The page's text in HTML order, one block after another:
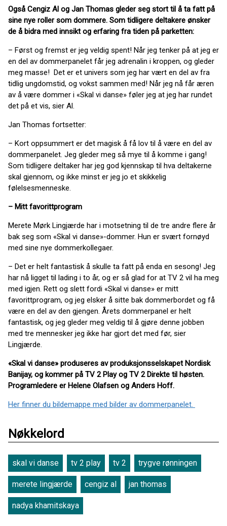
Også Cengiz Al og Jan Thomas gleder seg stort til å ta fatt på
sine nye roller som dommere. Som tidligere deltakere ønsker
de å bidra med innsikt og erfaring fra tiden på parketten:
– Først og fremst er jeg veldig spent! Når jeg tenker på at jeg er
en del av dommerpanelet får jeg adrenalin i kroppen, og gleder
meg masse! Det er et univers som jeg har vært en del av fra
tidlig ungdomstid, og vokst sammen med! Når jeg nå får æren
av å være dommer i «Skal vi danse» føler jeg at jeg har rundet
det på et vis, sier Al.
Jan Thomas fortsetter:
– Kort oppsummert er det magisk å få lov til å være en del av
dommerpanelet. Jeg gleder meg så mye til å komme i gang!
Som tidligere deltaker har jeg god kjennskap til hva deltakerne
skal gjennom, og ikke minst er jeg jo et skikkelig
følelsesmenneske.
– Mitt favorittprogram
Merete Mørk Lingjærde har i motsetning til de tre andre flere år
bak seg som «Skal vi danse»-dommer. Hun er svært fornøyd
med sine nye dommerkollegaer.
– Det er helt fantastisk å skulle ta fatt på enda en sesong! Jeg
har nå ligget til lading i to år, og er så glad for at TV 2 vil ha meg
med igjen. Rett og slett fordi «Skal vi danse» er mitt
favorittprogram, og jeg elsker å sitte bak dommerbordet og få
være en del av den gjengen. Årets dommerpanel er helt
fantastisk, og jeg gleder meg veldig til å gjøre denne jobben
med tre mennesker jeg ikke har gjort det med før, sier
Lingjærde.
«Skal vi danse» produseres av produksjonsselskapet Nordisk
Banijay, og kommer på TV 2 Play og TV 2 Direkte til høsten.
Programledere er Helene Olafsen og Anders Hoff.
Her finner du bildemappe med bilder av dommerpanelet.
Nøkkelord
skal vi danse tv 2 play tv 2 trygve rønningen
merete lingjærde cengiz al jan thomas
nadya khamitskaya